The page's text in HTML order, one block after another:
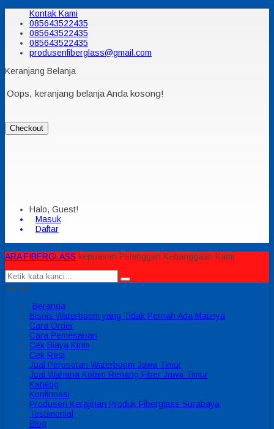
Kontak Kami
085643522435
085643522435
085643522435
produsenfiberglass@gmail.com
Keranjang Belanja
Oops, keranjang belanja Anda kosong!
Checkout
Halo, Guest!
Masuk
Daftar
ARA FIBERGLASS kepuasan Pelanggan Kebanggaan Kami
MENU
Beranda
Bisnis Waterboom yang Tidak Pernah Ada Matinya
Cara Order
Cara Pemesanan
Cek Biaya Kirim
Cek Resi
Jual Perosotan Waterboom Jawa Timur
Jual Wahana Kolam Renang Fiber Jawa Timur
Katalog
Konfirmasi
Produsen Kerajinan Produk Fiberglass Surabaya
Testimonial
Blog